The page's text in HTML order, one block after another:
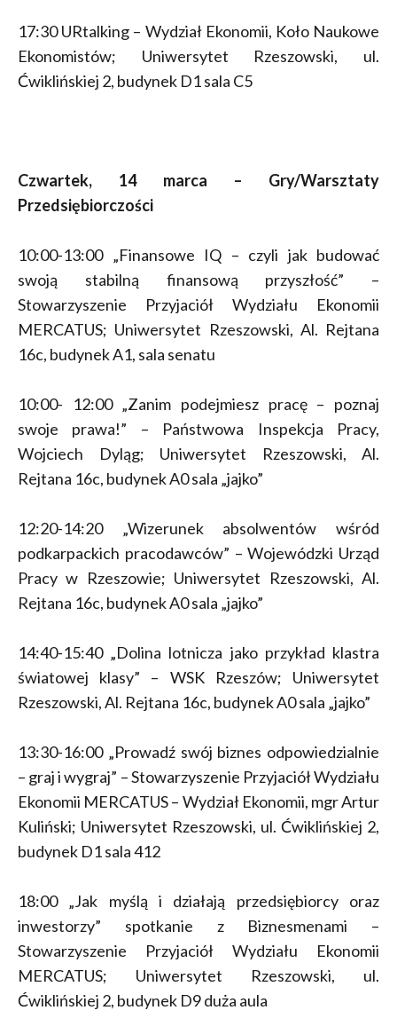
17:30 URtalking – Wydział Ekonomii, Koło Naukowe
Ekonomistów; Uniwersytet Rzeszowski, ul.
Ćwiklińskiej 2, budynek D1 sala C5
Czwartek, 14 marca – Gry/Warsztaty
Przedsiębiorczości
10:00-13:00 „Finansowe IQ – czyli jak budować
swoją stabilną finansową przyszłość” –
Stowarzyszenie Przyjaciół Wydziału Ekonomii
MERCATUS; Uniwersytet Rzeszowski, Al. Rejtana
16c, budynek A1, sala senatu
10:00- 12:00 „Zanim podejmiesz pracę – poznaj
swoje prawa!” – Państwowa Inspekcja Pracy,
Wojciech Dyląg; Uniwersytet Rzeszowski, Al.
Rejtana 16c, budynek A0 sala „jajko”
12:20-14:20 „Wizerunek absolwentów wśród
podkarpackich pracodawców” – Wojewódzki Urząd
Pracy w Rzeszowie; Uniwersytet Rzeszowski, Al.
Rejtana 16c, budynek A0 sala „jajko”
14:40-15:40 „Dolina lotnicza jako przykład klastra
światowej klasy” – WSK Rzeszów; Uniwersytet
Rzeszowski, Al. Rejtana 16c, budynek A0 sala „jajko”
13:30-16:00 „Prowadź swój biznes odpowiedzialnie
– graj i wygraj” – Stowarzyszenie Przyjaciół Wydziału
Ekonomii MERCATUS – Wydział Ekonomii, mgr Artur
Kuliński; Uniwersytet Rzeszowski, ul. Ćwiklińskiej 2,
budynek D1 sala 412
18:00 „Jak myślą i działają przedsiębiorcy oraz
inwestorzy” spotkanie z Biznesmenami –
Stowarzyszenie Przyjaciół Wydziału Ekonomii
MERCATUS; Uniwersytet Rzeszowski, ul.
Ćwiklińskiej 2, budynek D9 duża aula